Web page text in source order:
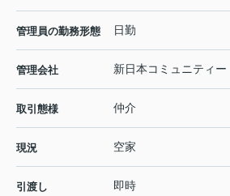
管理員の勤務形態 日勤
管理会社 新日本コミュニティー
取引態様 仲介
現況 空家
引渡し 即時